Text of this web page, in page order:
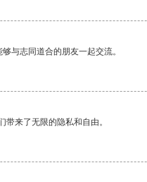
与志同道合的朋友一起交流。
来了无限的隐私和自由。